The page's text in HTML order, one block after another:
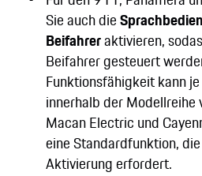
Sie auch die
Beifahreraktivieren,
Beifahrer gesteuert
Funktionsfähigkeit kann
innerhalb der Modellreihe
Macan Electric und
eine Standardfunktion,
Aktivierung erfordert.